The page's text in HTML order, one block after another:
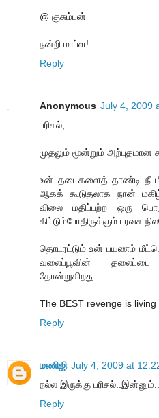
@ குசும்பன்
நன்றி மாப்ள!
Reply
Anonymous July 4, 2009
பரிசல்,
முதலும் மூன்றும் அற்புதமான
உன் தடைகளைத் தாண்டி நீ
ஆகக் கூடுதலாக நான்
விலை மதிப்பற்ற ஒரு
கிட்டும்போதிருக்கும் பரவச
தொடரட்டும் உன் பயணம்
வலைப்பூவின்
தோன்றுகிறது.
The BEST revenge is living
Reply
மணிஜி July 4, 2009 at
நல்ல இருக்கு
Reply